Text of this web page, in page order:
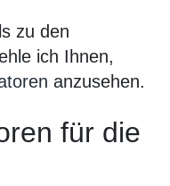
zu den
ich Ihnen,
anzusehen.
für die